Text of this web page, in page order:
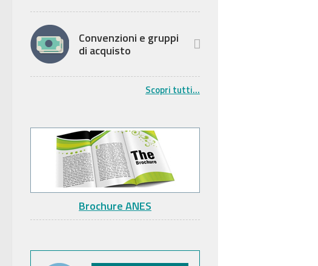
Convenzioni e gruppi
di acquisto
Scopri tutti...
Brochure ANES